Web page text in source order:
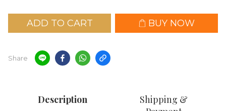
ADD TO CART BUY NOW
Share
Description
Shipping &